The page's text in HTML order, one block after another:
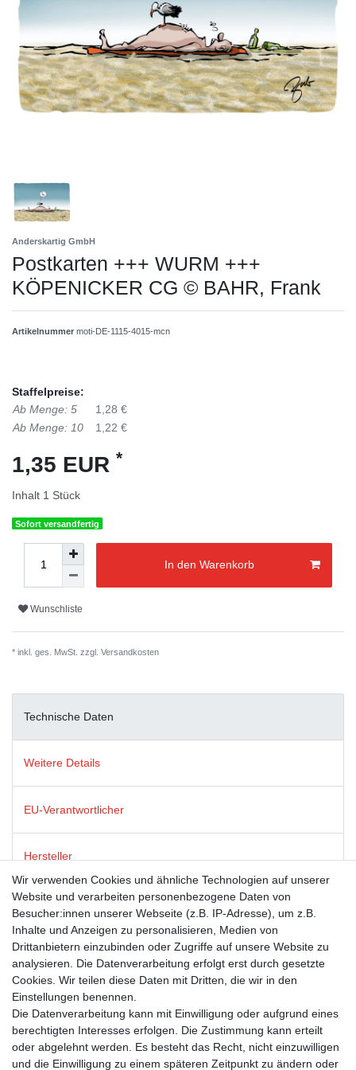
Anderskartig GmbH
Postkarten +++ WURM +++
KÖPENICKER CG © BAHR, Frank
Artikelnummer moti-DE-1115-4015-mcn
Staffelpreise:
Ab Menge: 5
1,28 €
Ab Menge: 10
1,22 €
1,35 EUR *
Inhalt 1 Stück
Sofort versandfertig
In den Warenkorb
Wunschliste
* inkl. ges. MwSt. zzgl. Versandkosten
Technische Daten
Weitere Details
EU-Verantwortlicher
Hersteller
Dies ist ein Produkt der Firma modern times, die für ein breites
(und oft schelmisches) Grinsen an tausenden Postkarten-
Ständern in Deutschland, Österreich und der Schweiz sorgt.
Neben humorvollen Postkarten steht ebenso für Post- und
Grußkarten mit renommierten Lizenzthemen wie GEO,
Sandmann und die Sendung mit der Maus. Das Sortiment runden
ausgesuchte, witzige Geschenkartikel ab.
Wir verwenden Cookies und ähnliche Technologien auf unserer
Website und verarbeiten personenbezogene Daten von
Besucher:innen unserer Webseite (z.B. IP-Adresse), um z.B.
Inhalte und Anzeigen zu personalisieren, Medien von
Drittanbietern einzubinden oder Zugriffe auf unsere Website zu
analysieren. Die Datenverarbeitung erfolgt erst durch gesetzte
Cookies. Wir teilen diese Daten mit Dritten, die wir in den
Einstellungen benennen.
Die Datenverarbeitung kann mit Einwilligung oder aufgrund eines
berechtigten Interesses erfolgen. Die Zustimmung kann erteilt
oder abgelehnt werden. Es besteht das Recht, nicht einzuwilligen
und die Einwilligung zu einem späteren Zeitpunkt zu ändern oder